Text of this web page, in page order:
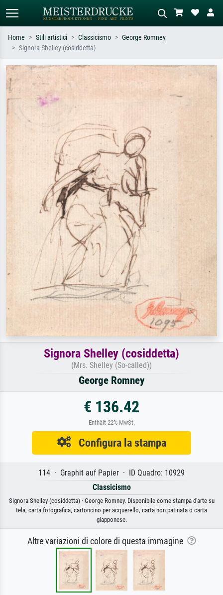
Cerca per artista, titolo o stile – es.
Monet, Notte stellata,
Impressionismo, onda di Hokusai,
nudo.
Descrivi la scena – es. prato verde,
astratto con molto rosso, dipinto a
Home Stili artistici Classicismo
George Romney
Signora Shelley (cosiddetta)
Signora Shelley (cosiddetta)
(Mrs. Shelley (So-called))
George Romney
€ 136.42
Enthält 22% MwSt.
Configura la stampa
114 · Graphit auf Papier · ID Quadro: 10929
Classicismo
Signora Shelley (cosiddetta) · George Romney. Disponibile come stampa d'arte su
tela, carta fotografica, cartoncino per acquerello, carta non patinata o carta
giapponese.
Altre variazioni di colore di questa immagine